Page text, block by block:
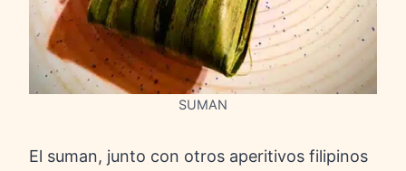
SUMAN
El suman, junto con otros aperitivos filipinos